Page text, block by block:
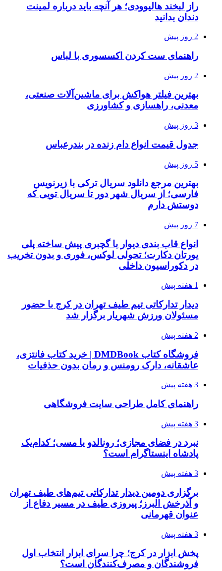
راز لبخند هالیوودی؛ هر آنچه باید درباره لمینت
دندان بدانید
2 روز پیش
راهنمای ست کردن اکسسوری با لباس
2 روز پیش
بهترین فیلتر هواکش برای ماشین‌آلات صنعتی،
معدنی، راهسازی و کشاورزی
3 روز پیش
جدول قیمت انواع دام زنده در بندرعباس
5 روز پیش
بهترین مرجع دانلود سریال ترکی با زیرنویس
فارسی؛ از سریال شهر دور تا سریال تویی که
دوستش دارم
7 روز پیش
انواع قاب بندی دیوار با گچبری پیش ساخته پلی
یورتان دکارت؛ تحولی لوکس، فوری و بدون تخریب
در دکوراسیون داخلی
1 هفته پیش
دیدار تدارکاتی تیم طیف تهران در کرج با حضور
مسئولان ورزش شهریار برگزار شد
2 هفته پیش
فروشگاه کتاب DMDBook | خرید کتاب فانتزی،
عاشقانه، دارک رومنس و رمان بدون حذفیات
3 هفته پیش
راهنمای کامل طراحی سایت فروشگاهی
3 هفته پیش
نبرد در فضای مجازی؛ رونالدو یا مسی؛ کدام‌یک
پادشاه اینستاگرام است؟
3 هفته پیش
برگزاری دومین دیدار تدارکاتی تیم‌های طیف تهران
و آذرخش البرز؛ پیروزی طیف در مسیر دفاع از
عنوان قهرمانی
3 هفته پیش
پخش ابزار در کرج؛ چرا سرای ابزار انتخاب اول
فروشندگان و مصرف‌کنندگان است؟